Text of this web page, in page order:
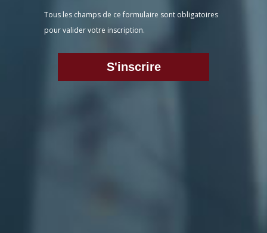
Tous les champs de ce formulaire sont obligatoires
pour valider votre inscription.